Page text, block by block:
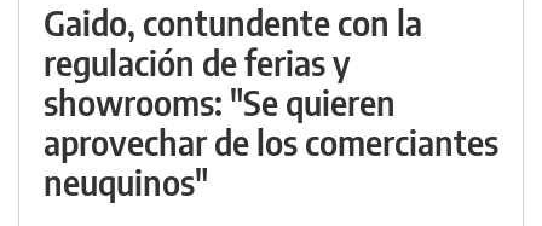
Gaido, contundente con la
regulación de ferias y
showrooms: "Se quieren
aprovechar de los comerciantes
neuquinos"